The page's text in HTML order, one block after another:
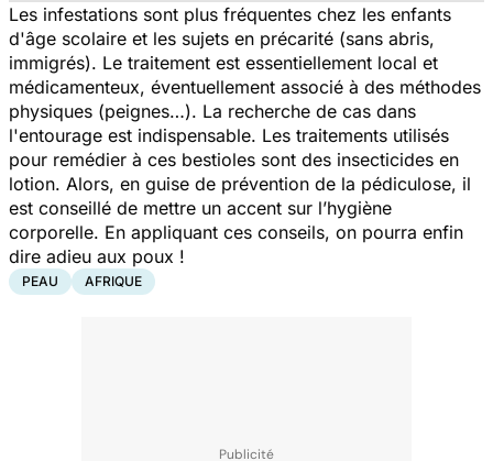
Les infestations sont plus fréquentes chez les enfants
d'âge scolaire et les sujets en précarité (sans abris,
immigrés). Le traitement est essentiellement local et
médicamenteux, éventuellement associé à des méthodes
physiques (peignes…). La recherche de cas dans
l'entourage est indispensable. Les traitements utilisés
pour remédier à ces bestioles sont des insecticides en
lotion. Alors, en guise de prévention de la pédiculose, il
est conseillé de mettre un accent sur l’hygiène
corporelle. En appliquant ces conseils, on pourra enfin
dire adieu aux poux !
PEAU AFRIQUE